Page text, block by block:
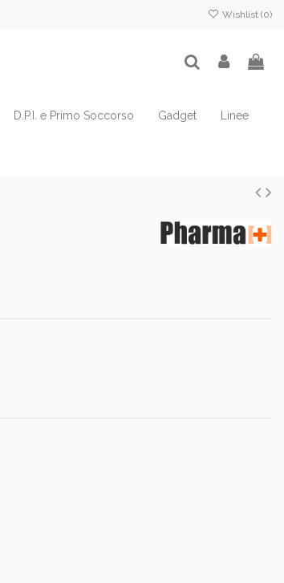
Wishlist (0)
D.P.I. e Primo Soccorso Gadget Linee